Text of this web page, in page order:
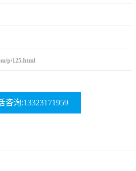
p/125.html
咨询:13323171959